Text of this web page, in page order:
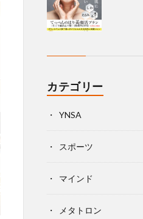
カテゴリー
YNSA
スポーツ
マインド
メタトロン